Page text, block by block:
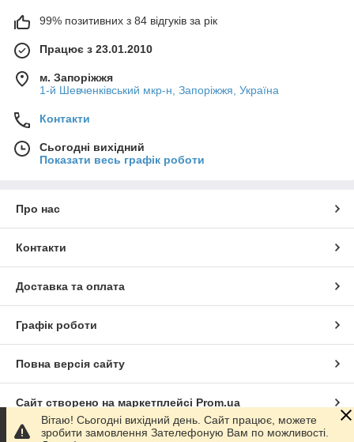
99% позитивних з 84 відгуків за рік
Працює з 23.01.2010
м. Запоріжжя
1-й Шевченківський мкр-н, Запоріжжя, Україна
Контакти
Сьогодні вихідний
Показати весь графік роботи
Про нас
Контакти
Доставка та оплата
Графік роботи
Повна версія сайту
Сайт створено на маркетплейсі Prom.ua
Вітаю! Сьогодні вихідний день. Сайт працює, можете
зробити замовлення Зателефоную Вам по можливості.